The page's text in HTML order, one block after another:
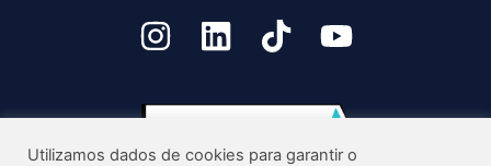
Utilizamos dados de cookies para garantir o